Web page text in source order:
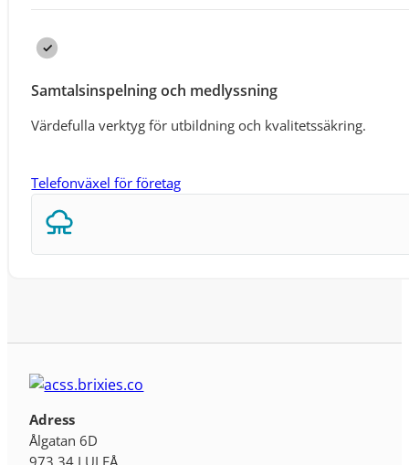
Samtalsinspelning och medlyssning
Värdefulla verktyg för utbildning och kvalitetssäkring.
Telefonväxel för företag
Adress
Ålgatan 6D
973 34 LULEÅ